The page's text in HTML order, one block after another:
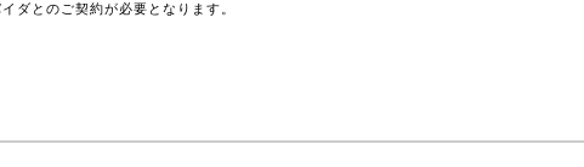
ダとのご契約が必要となります。